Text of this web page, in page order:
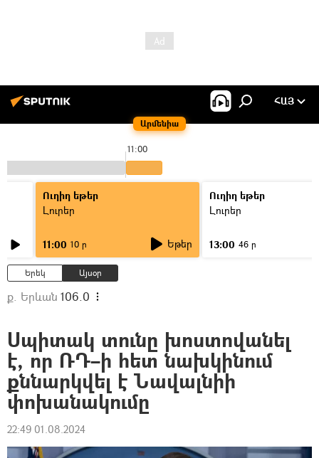
Արմենիա
ՀԱՅ
11:00
Ուղիղ եթեր
Լուրեր
11:00 10 ր Եթեր
Ուղիղ եթեր
Լուրեր
13:00 46 ր
Երեկ Այսօր
ք. Երևան 106.0
Սպիտակ տունը խոստովանել
է, որ ՌԴ–ի հետ նախկինում
քննարկվել է Նավալնիի
փոխանակումը
22:49 01.08.2024